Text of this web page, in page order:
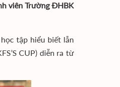
viên Trường ĐHBK
tập hiểu biết lẫn
CUP) diễn ra từ